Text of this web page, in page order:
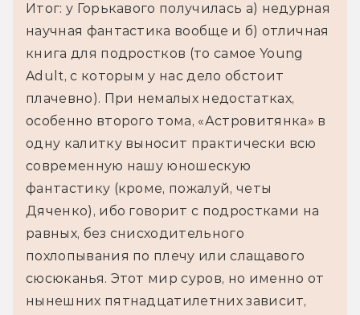
Итог: у Горькавого получилась а) недурная
научная фантастика вообще и б) отличная
книга для подростков (то самое Young
Adult, с которым у нас дело обстоит
плачевно). При немалых недостатках,
особенно второго тома, «Астровитянка» в
одну калитку выносит практически всю
современную нашу юношескую
фантастику (кроме, пожалуй, четы
Дяченко), ибо говорит с подростками на
равных, без снисходительного
похлопывания по плечу или слащавого
сюсюканья. Этот мир суров, но именно от
нынешних пятнадцатилетних зависит,